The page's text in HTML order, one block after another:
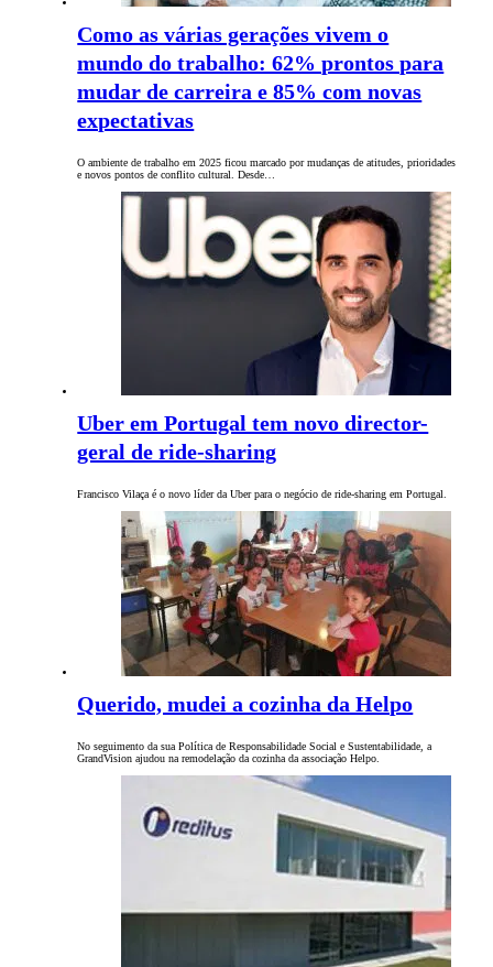
Como as várias gerações vivem o
mundo do trabalho: 62% prontos para
mudar de carreira e 85% com novas
expectativas
O ambiente de trabalho em 2025 ficou marcado por mudanças de atitudes, prioridades
e novos pontos de conflito cultural. Desde…
Uber em Portugal tem novo director-
geral de ride-sharing
Francisco Vilaça é o novo líder da Uber para o negócio de ride-sharing em Portugal.
Querido, mudei a cozinha da Helpo
No seguimento da sua Política de Responsabilidade Social e Sustentabilidade, a
GrandVision ajudou na remodelação da cozinha da associação Helpo.